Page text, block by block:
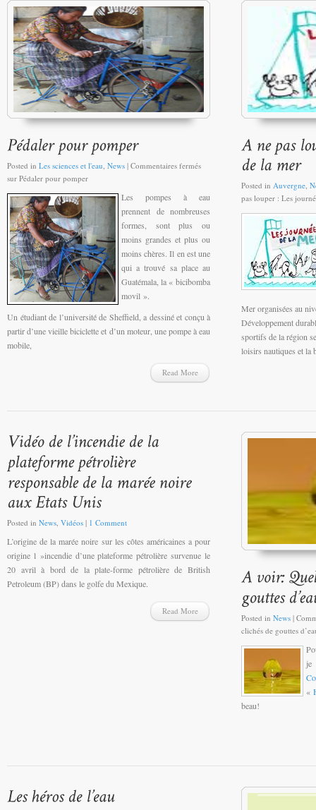
Posted in Les sciences et l'eau News | Commentaires fermés
sur Pédaler pour pomper
Les pompes à eau
prennent de nombreuses
formes, sont plus ou
moins grandes et plus ou
moins chères. Il en est une
qui a trouvé sa place au
Guatémala, la « bicibomba
movil ».
Un étudiant de l’université de Sheffield, a dessiné et conçu à
partir d’une vieille biciclette et d’un moteur, une pompe à eau
mobile,
Read More
Posted in Auvergne,
pas louper : Les
Mer organisées au
Développement
sportifs de la région
loisirs nautiques et la
Posted in News, Vidéos | 1 Comment
L’origine de la marée noire sur les côtes américaines a pour
origine l »incendie d’une plateforme pétrolière survenue le
20 avril à bord de la plate-forme pétrolière de British
Petroleum (BP) dans le golfe du Mexique.
Read More
Posted in News |
clichés de gouttes
«
beau!